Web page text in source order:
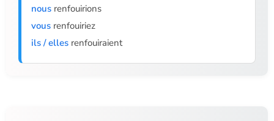
nous renfouirions
vous renfouiriez
ils / elles renfouiraient